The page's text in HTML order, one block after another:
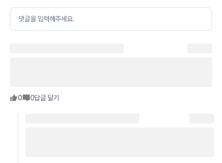
댓글을 입력해주세요.
0 0답글 달기